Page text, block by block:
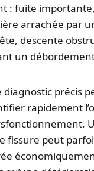
: fuite importante,
arrachée par
descente
un
diagnostic précis
rapidement
fissure peut